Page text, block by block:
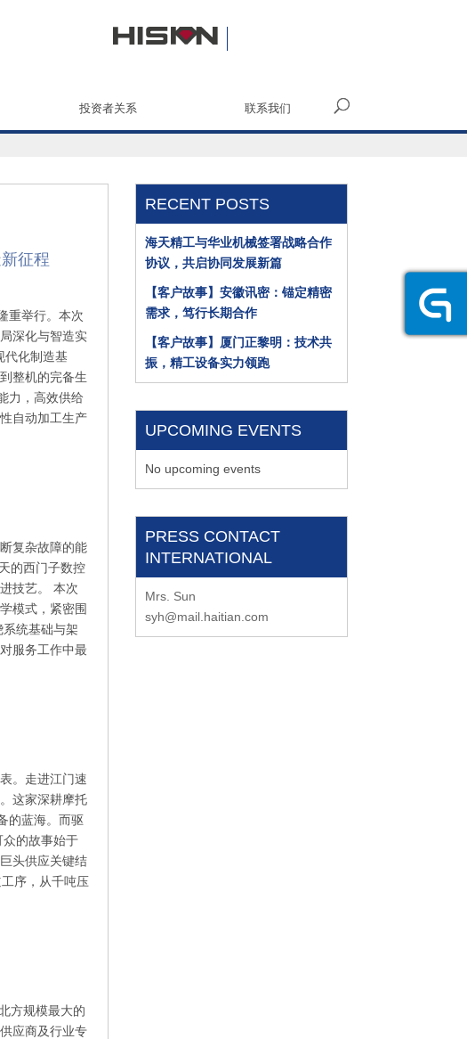
投资者关系 联系我们
征程
重举行。本次
深化与智造实
代化制造基
整机的完备生
力，高效供给
自动加工生产
复杂故障的能
的西门子数控
技艺。 本次
模式，紧密围
统基础与架
服务工作中最
。走进江门速
这家深耕摩托
的蓝海。而驱
的故事始于
头供应关键结
序，从千吨压
方规模最大的
应商及行业专
RECENT POSTS
海天精工与华业机械签署战略合作
协议，共启协同发展新篇
【客户故事】安徽讯密：锚定精密
需求，笃行长期合作
【客户故事】厦门正黎明：技术共
振，精工设备实力领跑
UPCOMING EVENTS
No upcoming events
PRESS CONTACT
INTERNATIONAL
Mrs. Sun
syh@mail.haitian.com